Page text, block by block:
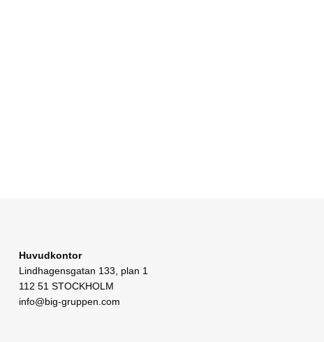
Huvudkontor
Lindhagensgatan 133, plan 1
112 51 STOCKHOLM
info@big-gruppen.com